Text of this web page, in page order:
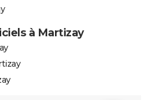
à Martizay